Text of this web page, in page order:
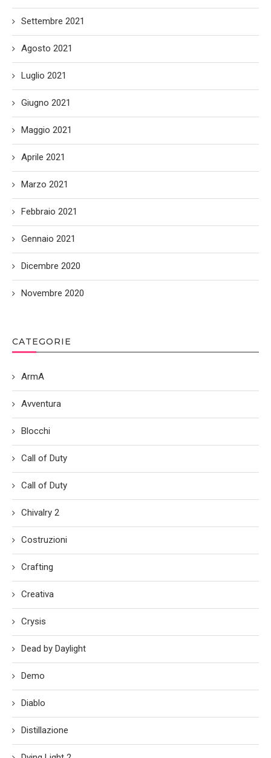
Settembre 2021
Agosto 2021
Luglio 2021
Giugno 2021
Maggio 2021
Aprile 2021
Marzo 2021
Febbraio 2021
Gennaio 2021
Dicembre 2020
Novembre 2020
CATEGORIE
ArmA
Avventura
Blocchi
Call of Duty
Call of Duty
Chivalry 2
Costruzioni
Crafting
Creativa
Crysis
Dead by Daylight
Demo
Diablo
Distillazione